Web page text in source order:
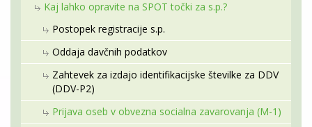
Kaj lahko opravite na SPOT točki za s.p.?
Postopek registracije s.p.
Oddaja davčnih podatkov
Zahtevek za izdajo identifikacijske številke za DDV
(DDV-P2)
Prijava oseb v obvezna socialna zavarovanja (M-1)